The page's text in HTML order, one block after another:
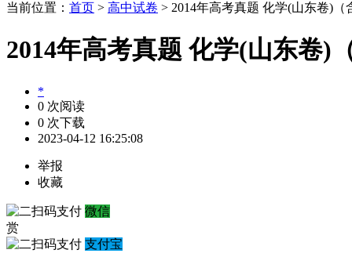
当前位置： 首页 > 高中试卷 > 2014年高考真题 化学(山东卷)（
2014年高考真题 化学(山东卷)
*
0 次阅读
0 次下载
2023-04-12 16:25:08
举报
收藏
微信
赏
支付宝